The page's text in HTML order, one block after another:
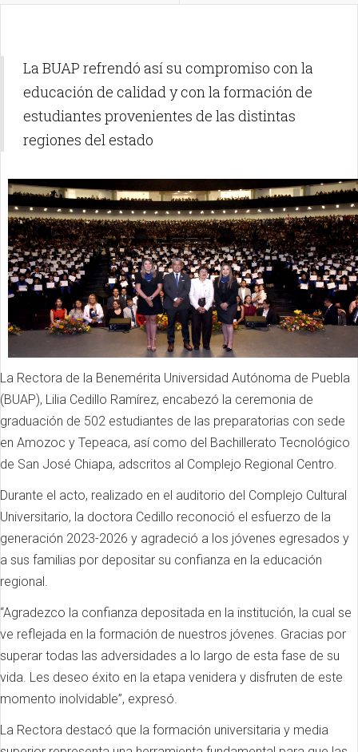
La BUAP refrendó así su compromiso con la
educación de calidad y con la formación de
estudiantes provenientes de las distintas
regiones del estado
La Rectora de la Benemérita Universidad Autónoma de Puebla
(BUAP), Lilia Cedillo Ramírez, encabezó la ceremonia de
graduación de 502 estudiantes de las preparatorias con sede
en Amozoc y Tepeaca, así como del Bachillerato Tecnológico
de San José Chiapa, adscritos al Complejo Regional Centro.
Durante el acto, realizado en el auditorio del Complejo Cultural
Universitario, la doctora Cedillo reconoció el esfuerzo de la
generación 2023-2026 y agradeció a los jóvenes egresados y
a sus familias por depositar su confianza en la educación
regional.
“Agradezco la confianza depositada en la institución, la cual se
ve reflejada en la formación de nuestros jóvenes. Gracias por
superar todas las adversidades a lo largo de esta fase de su
vida. Les deseo éxito en la etapa venidera y disfruten de este
momento inolvidable”, expresó.
La Rectora destacó que la formación universitaria y media